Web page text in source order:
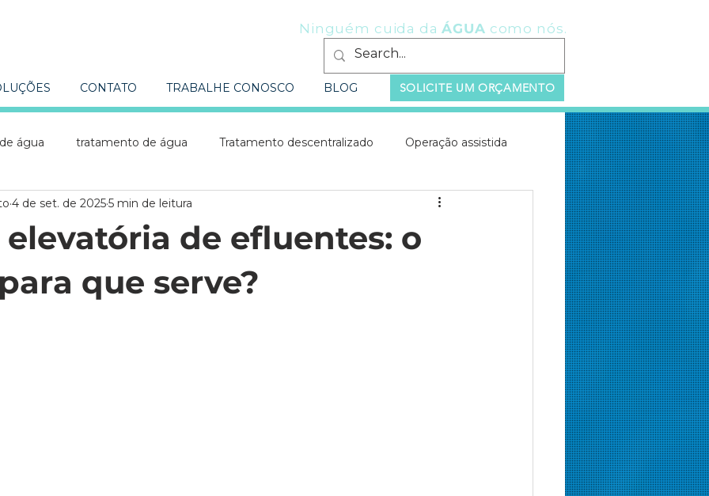
Ninguém cuida daÁGUA como nós.
CONTATO TRABALHE CONOSCO BLOG SOLICITE UM ORÇAMENTO
água tratamento de água Tratamento descentralizado Operação assistida
turnkey Automação e BIM
Estação de tratamento de efluentes
elevatória de efluentes: o
que serve?
4 de set. de 20255 min de leitura